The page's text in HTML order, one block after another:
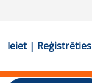
Ieiet | Reģistrēties